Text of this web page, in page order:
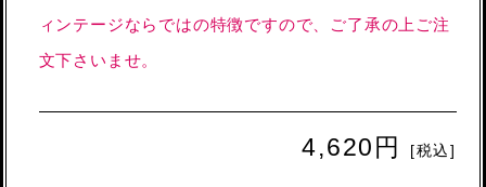
ィンテージならではの特徴ですので、ご了承の上ご注
文下さいませ。
4,620円 [税込]